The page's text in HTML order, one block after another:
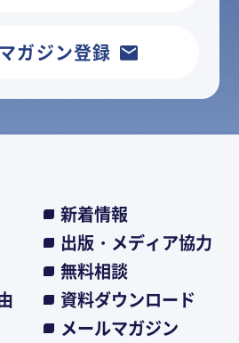
ガジン登録
新着情報
出版・メディア協力
無料相談
資料ダウンロード
メールマガジン